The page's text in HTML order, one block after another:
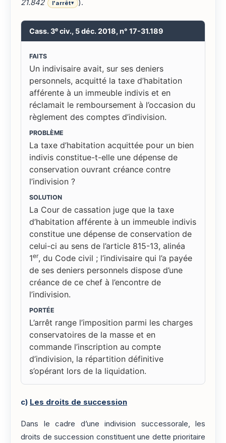
21.842 l'arrêt▾ ).
Cass. 3e civ., 5 déc. 2018, n° 17-31.189
FAITS
Un indivisaire avait, sur ses deniers
personnels, acquitté la taxe d’habitation
afférente à un immeuble indivis et en
réclamait le remboursement à l’occasion du
règlement des comptes d’indivision.
PROBLÈME
La taxe d’habitation acquittée pour un bien
indivis constitue-t-elle une dépense de
conservation ouvrant créance contre
l’indivision ?
SOLUTION
La Cour de cassation juge que la taxe
d’habitation afférente à un immeuble indivis
constitue une dépense de conservation de
celui-ci au sens de l’article 815-13, alinéa
1er, du Code civil ; l’indivisaire qui l’a payée
de ses deniers personnels dispose d’une
créance de ce chef à l’encontre de
l’indivision.
PORTÉE
L’arrêt range l’imposition parmi les charges
conservatoires de la masse et en
commande l’inscription au compte
d’indivision, la répartition définitive
s’opérant lors de la liquidation.
c) Les droits de succession
Dans le cadre d’une indivision successorale, les
droits de succession constituent une dette prioritaire